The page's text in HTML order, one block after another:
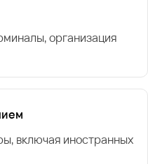
организация
включая иностранных